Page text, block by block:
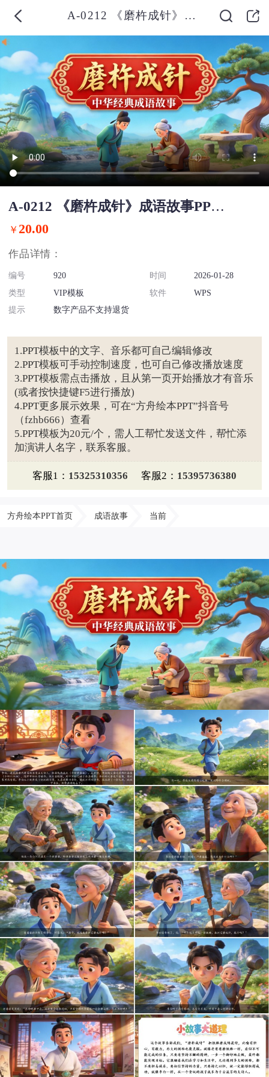
A-0212 《磨杵成针》成语故事PPT模板
A-0212 《磨杵成针》成语故事PPT模板
￥ 20.00
作品详情：
编号 920 时间
2026-01-28
类型
VIP模板 软件
WPS
提示
数字产品不支持退货
1.PPT模板中的文字、音乐都可自己编辑修改
2.PPT模板可手动控制速度，也可自己修改播放速度
3.PPT模板需点击播放，且从第一页开始播放才有音乐
(或者按快捷键F5进行播放)
4.PPT更多展示效果，可在“方舟绘本PPT”抖音号
（fzhb666）查看
5.PPT模板为20元/个，需人工帮忙发送文件，帮忙添
加演讲人名字，联系客服。
客服1： 15325310356 客服2： 15395736380
方舟绘本PPT首页 成语故事 当前